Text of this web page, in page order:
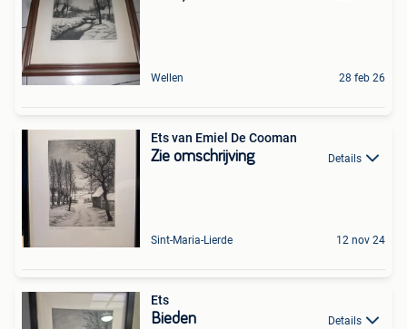
Wellen 28 feb 26
Ets van Emiel De Cooman
Zie omschrijving Details
Sint-Maria-Lierde 12 nov 24
Ets
Bieden Details